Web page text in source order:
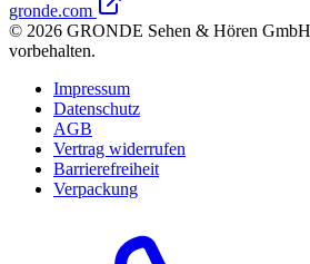
gronde.com
© 2026 GRONDE Sehen & Hören
vorbehalten.
Impressum
Datenschutz
AGB
Vertrag widerrufen
Barrierefreiheit
Verpackung